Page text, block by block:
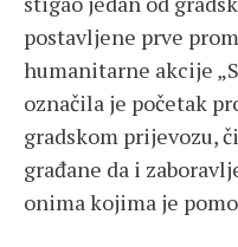
postavljene prve
humanitarne akcije
označila je početak
gradskom prijevozu,
građane da i
onima kojima je